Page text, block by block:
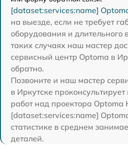
[dataset:services:name]
на выезде, если не требует
оборудования и длительного
таких случаях наш мастер
сервисный центр Optoma в
обратно.
Позвоните и наш мастер
в Иркутске проконсультирует
работ над проектора Optoma
[dataset:services:name]
статистике в среднем
деталей.